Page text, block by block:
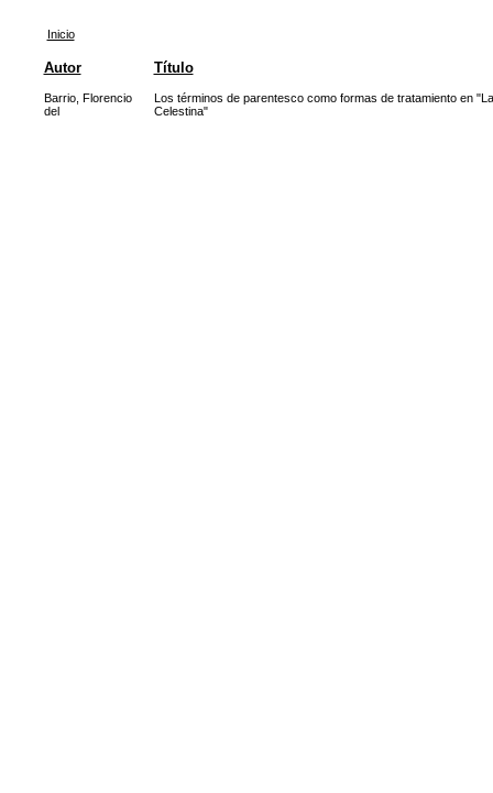
Inicio
Autor Título
Barrio, Florencio
del
Los términos de parentesco como formas de tratamiento en "La
Celestina"